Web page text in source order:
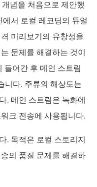
념을 처음으로 제안했
서 로컬 레코딩의 듀얼
미리보기의 유창성을
문제를 해결하는 것이
들어간 후 메인 스트림
니다. 주류의 해상도는
. 메인 스트림은 녹화에
크 전송에 사용됩니다.
. 목적은 로컬 스토리지
의 품질 문제를 해결하